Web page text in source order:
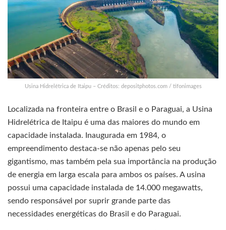
Usina Hidrelétrica de Itaipu – Créditos: depositphotos.com / tifonimages
Localizada na fronteira entre o Brasil e o Paraguai, a Usina
Hidrelétrica de Itaipu é uma das maiores do mundo em
capacidade instalada. Inaugurada em 1984, o
empreendimento destaca-se não apenas pelo seu
gigantismo, mas também pela sua importância na produção
de energia em larga escala para ambos os países. A usina
possui uma capacidade instalada de 14.000 megawatts,
sendo responsável por suprir grande parte das
necessidades energéticas do Brasil e do Paraguai.